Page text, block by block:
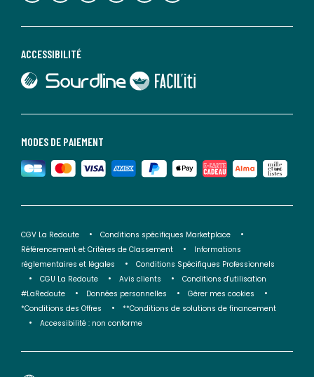
MODES DE PAIEMENT
ACCESSIBILITÉ
lien vers Sourdline
lien vers Faciliti
CGV La Redoute
Conditions spécifiques Marketplace
Référencement et Critères de Classement
Informations
réglementaires et légales
Conditions Spécifiques Professionnels
CGU La Redoute
Avis clients
Conditions d'utilisation
#LaRedoute
Données personnelles
Gérer mes cookies
*Conditions des Offres
**Conditions de solutions de financement
Accessibilité : non conforme